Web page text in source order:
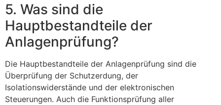
5. Was sind die
Hauptbestandteile der
Anlagenprüfung?
Die Hauptbestandteile der Anlagenprüfung sind die
Überprüfung der Schutzerdung, der
Isolationswiderstände und der elektronischen
Steuerungen. Auch die Funktionsprüfung aller